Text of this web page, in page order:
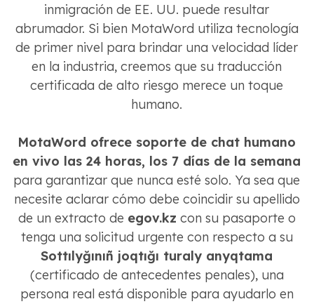
inmigración de EE. UU. puede resultar
abrumador. Si bien MotaWord utiliza tecnología
de primer nivel para brindar una velocidad líder
en la industria, creemos que su traducción
certificada de alto riesgo merece un toque
humano.
MotaWord ofrece soporte de chat humano
en vivo las 24 horas, los 7 días de la semana
para garantizar que nunca esté solo. Ya sea que
necesite aclarar cómo debe coincidir su apellido
de un extracto de egov.kz con su pasaporte o
tenga una solicitud urgente con respecto a su
Sottılyğınıñ joqtığı turaly anyqtama
(certificado de antecedentes penales), una
persona real está disponible para ayudarlo en